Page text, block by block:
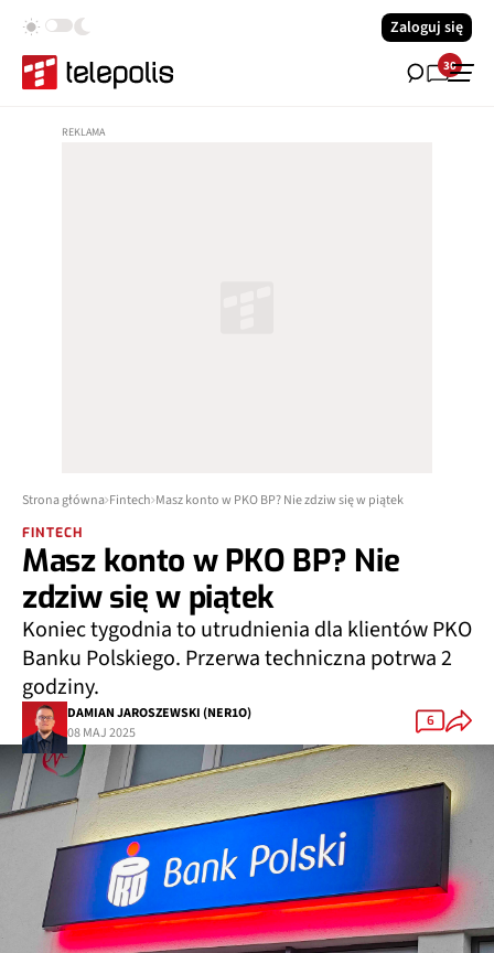
Zaloguj się
30
Strona główna Fintech Masz konto w PKO BP? Nie zdziw się w piątek
FINTECH
Masz konto w PKO BP? Nie
zdziw się w piątek
Koniec tygodnia to utrudnienia dla klientów PKO
Banku Polskiego. Przerwa techniczna potrwa 2
godziny.
DAMIAN JAROSZEWSKI (NER1O)
08 MAJ 2025
6